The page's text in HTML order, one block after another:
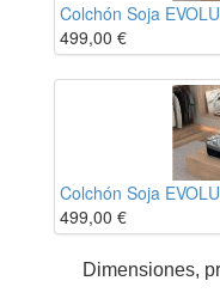
Colchón Soja
499,00 €
Colchón Soja
499,00 €
Dimensiones,